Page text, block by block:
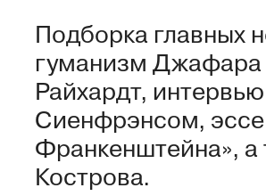
Подборка главных
гуманизм Джафара
Райхардт,
Сиенфрэнсом, эссе
Франкенштейна»,
Кострова.